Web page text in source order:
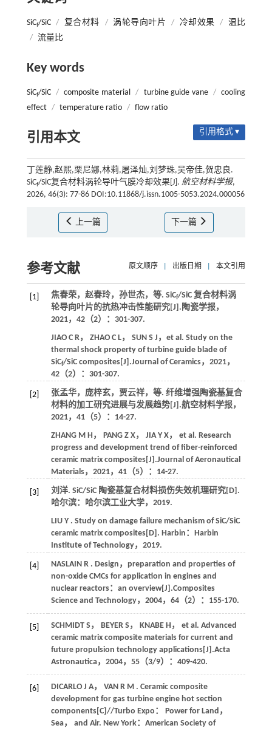
SiCf/SiC / 复合材料 / 涡轮导向叶片 / 冷却效果 / 温比
/ 流量比
Key words
SiCf/SiC / composite material / turbine guide vane / cooling
effect / temperature ratio / flow ratio
引用本文 引用格式 ▾
丁莲静,赵熙,栗尼娜,林莉,屠泽灿,刘梦珠,吴帝佳,贺忠良.
SiCf/SiC复合材料涡轮导叶气膜冷却效果[J]. 航空材料学报,
2026, 46(3): 77-86 DOI:10.11868/j.issn.1005-5053.2024.000056
上一篇 下一篇
参考文献 原文顺序 出版日期 本文引用
[1] 焦春荣，赵春玲，孙世杰， 等. SiCf/SiC 复合材料涡
轮导向叶片的抗热冲击性能研究[J]. 陶瓷学报，
2021， 42（2）：301-307.
JIAO C R， ZHAO C L， SUN S J ， et al. Study on the
thermal shock property of turbine guide blade of
SiCf/SiC composites[J].Journal of Ceramics， 2021，
42（2）：301-307.
[2] 张孟华，庞梓玄，贾云祥， 等. 纤维增强陶瓷基复合
材料的加工研究进展与发展趋势[J].航空材料学报，
2021， 41（5）：14-27.
ZHANG M H ， PANG Z X， JIA Y X， et al. Research
progress and development trend of fiber-reinforced
ceramic matrix composites[J].Journal of Aeronautical
Materials， 2021， 41（5）：14-27.
[3]
刘洋. SiC/SiC 陶瓷基复合材料损伤失效机理研究[D].
哈尔滨：哈尔滨工业大学， 2019.
LIU Y . Study on damage failure mechanism of SiC/SiC
ceramic matrix composites[D]. Harbin：Harbin
Institute of Technology， 2019.
[4] NASLAIN R . Design，preparation and properties of
non-oxide CMCs for application in engines and
nuclear reactors：an overview[J].Composites
Science and Technology， 2004， 64（2）：155-170.
[5] SCHMIDT S ， BEYER S ， KNABE H ， et al. Advanced
ceramic matrix composite materials for current and
future propulsion technology applications[J].Acta
Astronautica， 2004， 55（3/9）：409-420.
[6] DICARLO J A， VAN R M . Ceramic composite
development for gas turbine engine hot section
components[C]//Turbo Expo： Power for Land，
Sea， and Air. New York：American Society of